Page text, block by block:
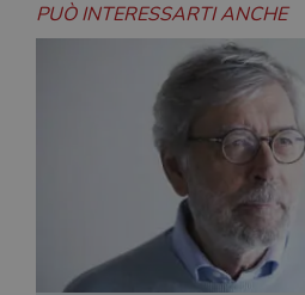
PUÒ INTERESSARTI ANCHE